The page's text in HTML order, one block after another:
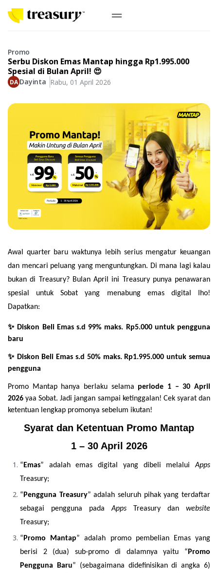
Emas Fisik
Logam Mulia
Koin Emas
Koin Nusantara, Lunar & Custom
Perhiasan
From Story
Buyback
Jual emas kamu ke Treasury
Perusahaan
Gold for Good
Berkontribusi pada hal yang benar-benar berarti
#BuatMasaDepan
Profile
Tata Kelola
Indonesia
Indonesia
Promo
Serbu Diskon Emas Mantap hingga Rp1.995.000
Spesial di Bulan April! 😍
Dayinta Rabu, 01 April 2026
Awal quarter baru waktunya lebih serius mengatur keuangan
dan mencari peluang yang menguntungkan. Di mana lagi kalau
bukan di Treasury? Bulan April ini Treasury punya penawaran
spesial untuk Sobat yang menabung emas digital lho!
Dapatkan:
✨ Diskon Beli Emas s.d 99% maks. Rp5.000 untuk pengguna
baru
✨ Diskon Beli Emas s.d 50% maks. Rp1.995.000 untuk semua
pengguna
Promo Mantap hanya berlaku selama periode 1 – 30 April
2026 yaa Sobat. Jadi jangan sampai ketinggalan! Cek syarat dan
ketentuan lengkap promonya sebelum ikutan!
Syarat dan Ketentuan Promo Mantap
1 – 30 April 2026
“ Emas” adalah emas digital yang dibeli melalui
Treasury;
“ Pengguna Treasury” adalah seluruh pihak yang terdaftar
sebagai pengguna pada Apps Treasury dan
Treasury;
“ Promo Mantap” adalah promo pembelian Emas yang
berisi 2 (dua) sub-promo di dalamnya yaitu “ Promo
Pengguna Baru” (sebagaimana didefinisikan di angka 6)